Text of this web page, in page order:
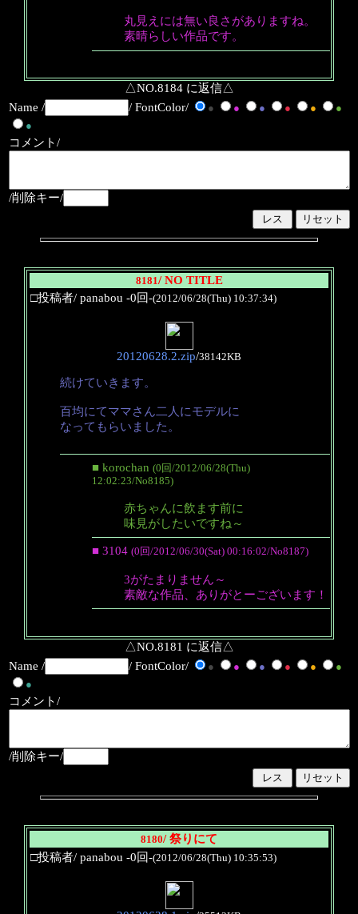
丸見えには無い良さがありますね。
素晴らしい作品です。
△NO.8184 に返信△
Name /
/ FontColor/ ● ● ● ● ●
●
●
コメント/
/削除キー/
8181/ NO TITLE
□投稿者/ panabou -0回-(2012/06/28(Thu) 10:37:34)
20120628.2.zip/38142KB
続けていきます。
百均にてママさん二人にモデルに
なってもらいました。
■ korochan (0回/2012/06/28(Thu)
12:02:23/No8185)
赤ちゃんに飲ます前に
味見がしたいですね～
■ 3104 (0回/2012/06/30(Sat) 00:16:02/No8187)
3がたまりません～
素敵な作品、ありがとーございます！
△NO.8181 に返信△
Name /
/ FontColor/ ● ● ● ● ●
●
●
コメント/
/削除キー/
8180/ 祭りにて
□投稿者/ panabou -0回-(2012/06/28(Thu) 10:35:53)